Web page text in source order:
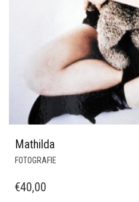
Mathilda
FOTOGRAFIE
€40,00